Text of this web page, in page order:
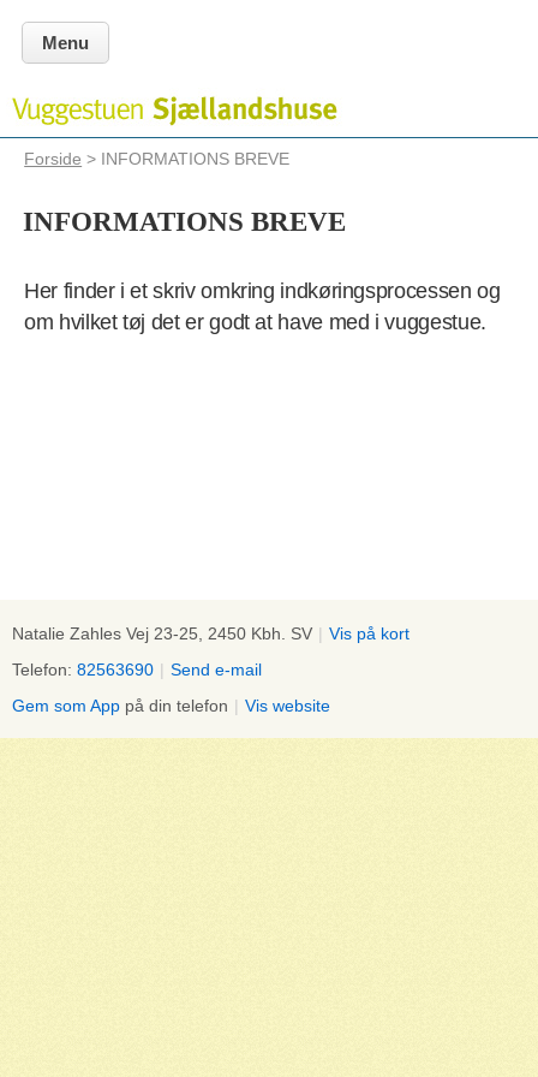
Menu
Forside > INFORMATIONS BREVE
INFORMATIONS BREVE
Her finder i et skriv omkring indkøringsprocessen og
om hvilket tøj det er godt at have med i vuggestue.
Natalie Zahles Vej 23-25, 2450 Kbh. SV | Vis på kort
Telefon: 82563690 | Send e-mail
Gem som App på din telefon | Vis website